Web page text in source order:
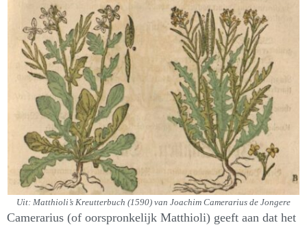
Uit: Matthioli’s Kreutterbuch (1590) van Joachim Camerarius de Jongere
Camerarius (of oorspronkelijk Matthioli) geeft aan dat het